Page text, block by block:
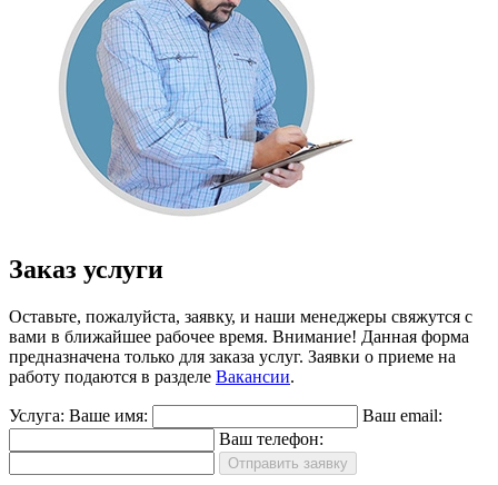
Заказ услуги
Оставьте, пожалуйста, заявку, и наши менеджеры свяжутся с
вами в ближайшее рабочее время. Внимание! Данная форма
предназначена только для заказа услуг. Заявки о приеме на
работу подаются в разделе Вакансии.
Услуга: Ваше имя:
Ваш email:
Ваш телефон:
Отправить заявку